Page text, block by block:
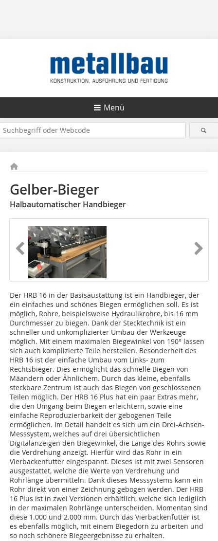
Menü
Gelber-Bieger
Halbautomatischer Handbieger
Der HRB 16 in der Basisaustattung ist ein Handbieger, der
ein einfaches und schönes Biegen ermöglichen soll. Es ist
möglich, Rohre, beispielsweise Hydraulikrohre, bis 16 mm
Durchmesser zu biegen. Dank der Stecktechnik ist ein
schneller und unkomplizierter Umbau der Werkzeuge
möglich. Mit einem maximalen Biegewinkel von 190° lassen
sich auch komplizierte Teile herstellen. Besonderheit des
HRB 16 ist der einfache Umbau vom Links- zum
Rechtsbieger. Dies ermöglicht das schnelle Biegen von
Mäandern oder Ähnlichem. Durch das kleine, ebenfalls
steckbare Zentrum ist auch das Biegen von geschlossenen
Teilen möglich. Der HRB 16 Plus hat ein paar Extras mehr,
die den Umgang beim Biegen erleichtern, sowie eine
einfache Reproduzierbarkeit der gebogenen Teile
ermöglichen. Im Detail handelt es sich um ein Drei-Achsen-
Messsystem, welches auf drei übersichtlichen
Digitalanzeigen den Biegewinkel, die Länge des Rohrs sowie
die Verdrehung anzeigt. Hierfür wird das Rohr in ein
Vierbackenfutter eingespannt. Dieses ist mit zwei Sensoren
ausgestattet, welche die Werte von Verdrehung und
Rohrlänge übermitteln. Dank dieses Messsystems kann ein
Rohr direkt von einer Zeichnung gebogen werden. Der HRB
16 Plus ist in zwei Versionen erhältlich, welche sich lediglich
in der maximalen Rohrlänge unterscheiden. Momentan sind
diese 1.000 und 2.000 mm. Durch das Vierbackenfutter ist
es ebenfalls möglich, mit einem Biegedorn zu arbeiten und
so noch schönere Biegeergebnisse zu erhalten.